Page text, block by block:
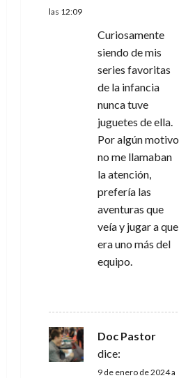
las 12:09
Curiosamente
siendo de mis
series favoritas
de la infancia
nunca tuve
juguetes de ella.
Por algún motivo
no me llamaban
la atención,
prefería las
aventuras que
veía y jugar a que
era uno más del
equipo.
Doc Pastor
dice:
9 de enero de 2024 a